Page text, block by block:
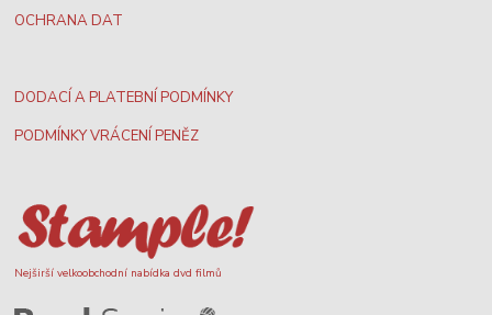
OCHRANA DAT
DODACÍ A PLATEBNÍ PODMÍNKY
PODMÍNKY VRÁCENÍ PENĚZ
Nejširší velkoobchodní nabídka dvd filmů